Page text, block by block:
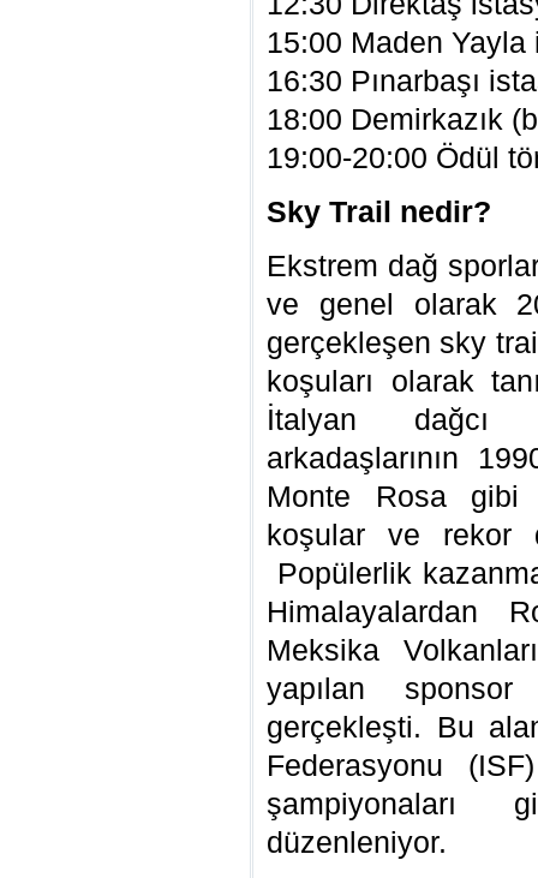
15:00 Maden
16:30 Pınarbaşı
18:00 Demirkazık
19:00-20:00 Ödül
Sky Trail nedir?
Ekstrem dağ
ve genel olarak
gerçekleşen sky
koşuları olarak
İtalyan dağcı
arkadaşlarının
Monte Rosa gibi
koşular ve rekor
Popülerlik
Himalayalardan
Meksika
yapılan sponsor
gerçekleşti. Bu
Federasyonu
şampiyonaları
düzenleniyor.